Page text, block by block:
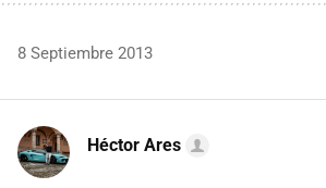
8 Septiembre 2013
Héctor Ares